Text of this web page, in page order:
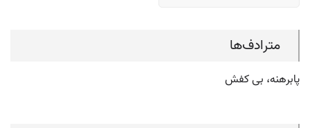
مترادف‌ها
پابرهنه، بی کفش